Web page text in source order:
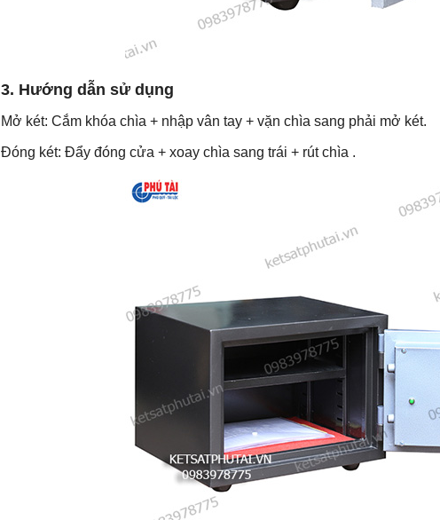
3. Hướng dẫn sử dụng
Mở két: Cắm khóa chìa + nhập vân tay + vặn chìa sang phải mở két.
Đóng két: Đẩy đóng cửa + xoay chìa sang trái + rút chìa .